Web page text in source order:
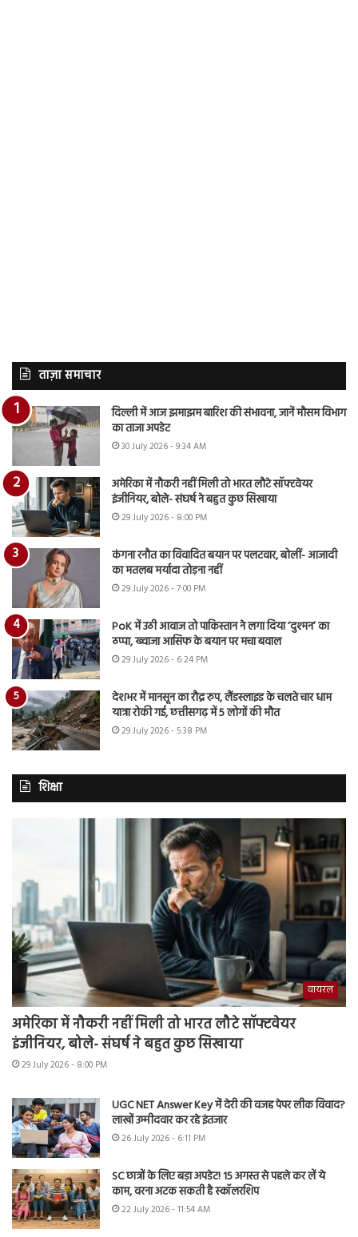
ताज़ा समाचार
दिल्ली में आज झमाझम बारिश की संभावना, जानें मौसम विभाग
का ताजा अपडेट
30 July 2026 - 9:34 AM
अमेरिका में नौकरी नहीं मिली तो भारत लौटे सॉफ्टवेयर
इंजीनियर, बोले- संघर्ष ने बहुत कुछ सिखाया
29 July 2026 - 8:00 PM
कंगना रनौत का विवादित बयान पर पलटवार, बोलीं- आजादी
का मतलब मर्यादा तोड़ना नहीं
29 July 2026 - 7:00 PM
PoK में उठी आवाज तो पाकिस्तान ने लगा दिया ‘दुश्मन’ का
ठप्पा, ख्वाजा आसिफ के बयान पर मचा बवाल
29 July 2026 - 6:24 PM
देशभर में मानसून का रौद्र रुप, लैंडस्लाइड के चलते चार धाम
यात्रा रोकी गई, छत्तीसगढ़ में 5 लोगों की मौत
29 July 2026 - 5:38 PM
शिक्षा
वायरल
अमेरिका में नौकरी नहीं मिली तो भारत लौटे सॉफ्टवेयर
इंजीनियर, बोले- संघर्ष ने बहुत कुछ सिखाया
29 July 2026 - 8:00 PM
UGC NET Answer Key में देरी की वजह पेपर लीक विवाद?
लाखों उम्मीदवार कर रहे इंतजार
26 July 2026 - 6:11 PM
SC छात्रों के लिए बड़ा अपडेट! 15 अगस्त से पहले कर लें ये
काम, वरना अटक सकती है स्कॉलरशिप
22 July 2026 - 11:54 AM